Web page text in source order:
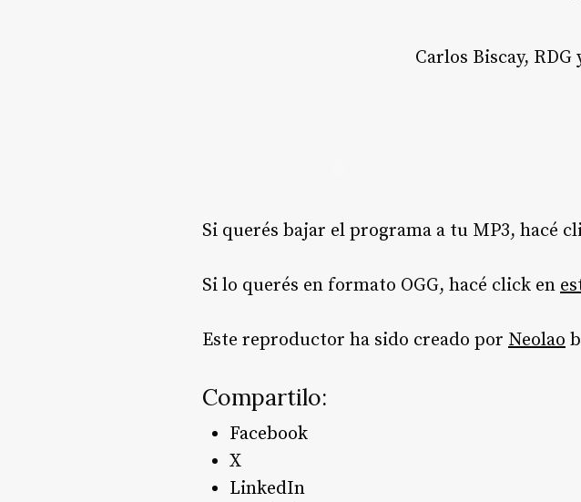
Carlos Biscay,
Si querés bajar el programa a tu MP3, hacé
Si lo querés en formato OGG, hacé click en
Este reproductor ha sido creado por Neolao
Compartilo:
Facebook
X
LinkedIn